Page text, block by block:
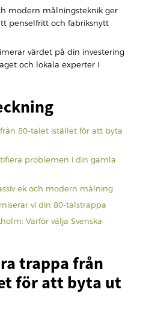
modern målningsteknik ger
penselfritt och fabriksnytt
värdet på din investering
och lokala experter i
80-talet istället för att byta
problemen i din gamla
ek och modern målning
vi din 80-talstrappa
Varför välja Svenska
trappa från
för att byta ut